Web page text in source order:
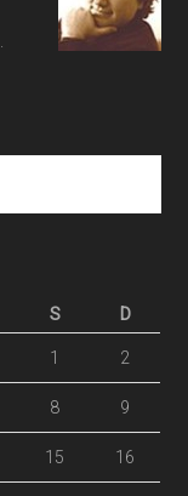
S D
1 2
8 9
15 16